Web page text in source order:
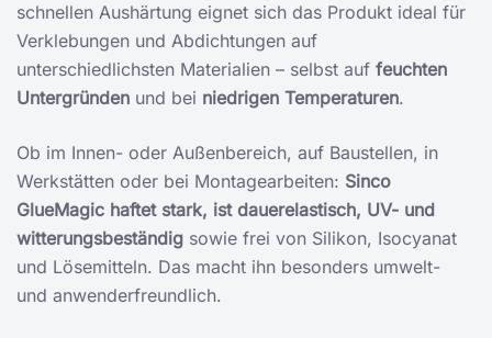
schnellen Aushärtung eignet sich das Produkt ideal für
Verklebungen und Abdichtungen auf
unterschiedlichsten Materialien – selbst auf feuchten
Untergründen und bei niedrigen Temperaturen.
Ob im Innen- oder Außenbereich, auf Baustellen, in
Werkstätten oder bei Montagearbeiten: Sinco
GlueMagic haftet stark, ist dauerelastisch, UV- und
witterungsbeständig sowie frei von Silikon, Isocyanat
und Lösemitteln. Das macht ihn besonders umwelt-
und anwenderfreundlich.